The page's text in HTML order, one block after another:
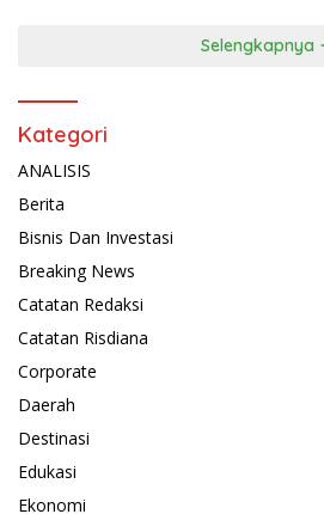
Selengkapnya
Kategori
ANALISIS
Berita
Bisnis Dan Investasi
Breaking News
Catatan Redaksi
Catatan Risdiana
Corporate
Daerah
Destinasi
Edukasi
Ekonomi